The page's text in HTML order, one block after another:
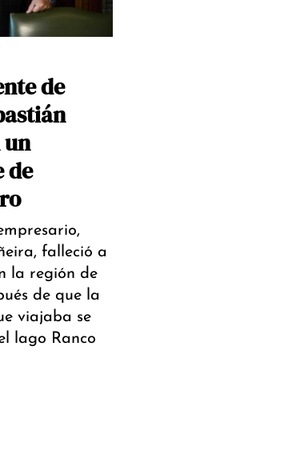
de
un
de
falleció a
la región de
de que la
viajaba se
lago Ranco